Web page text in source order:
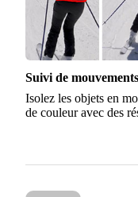
Suivi de
Isolez les objets en
de couleur avec des